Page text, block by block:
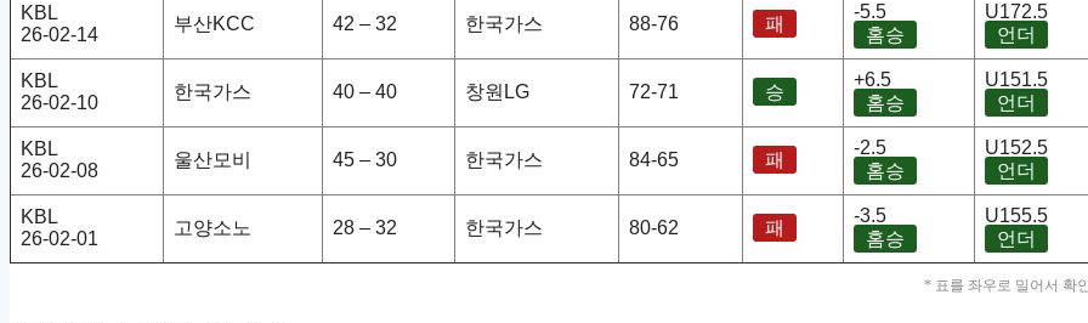
KBL
26-02-14
부산KCC 42 – 32 한국가스 88-76 패
-5.5
홈승
U172.5
언더
KBL
26-02-10
한국가스 40 – 40 창원LG 72-71 승
+6.5
홈승
U151.5
언더
KBL
26-02-08
울산모비 45 – 30 한국가스 84-65 패
-2.5
홈승
U152.5
언더
KBL
26-02-01
고양소노 28 – 32 한국가스 80-62 패
-3.5
홈승
U155.5
언더
* 표를 좌우로 밀어서 확